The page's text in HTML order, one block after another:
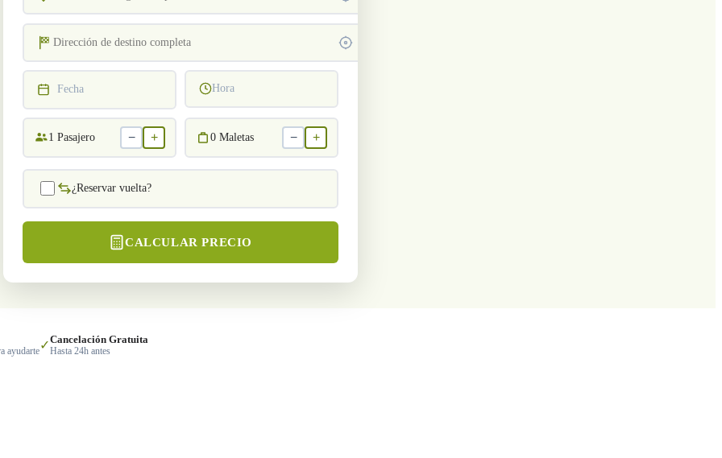
Fecha Hora
1 Pasajero − + 0 Maletas − +
¿Reservar vuelta?
CALCULAR PRECIO
ayudarte✓Cancelación Gratuita
Hasta 24h antes